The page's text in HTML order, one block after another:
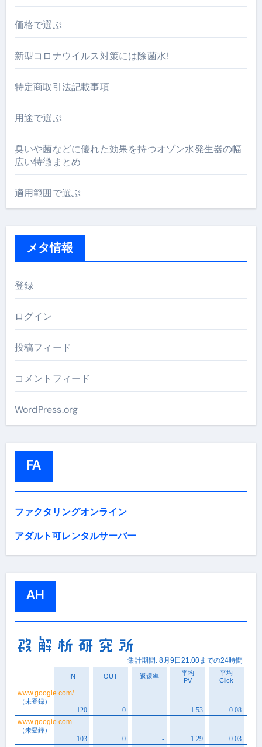
価格で選ぶ
新型コロナウイルス対策には除菌水!
特定商取引法記載事項
用途で選ぶ
臭いや菌などに優れた効果を持つオゾン水発生器の幅
広い特徴まとめ
適用範囲で選ぶ
メタ情報
登録
ログイン
投稿フィード
コメントフィード
WordPress.org
FA
ファクタリングオンライン
アダルト可レンタルサーバー
AH